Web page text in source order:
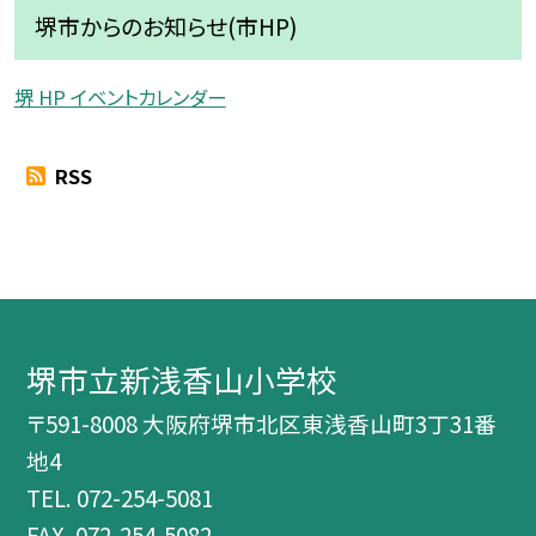
堺市からのお知らせ(市HP)
堺 HP イベントカレンダー
RSS
堺市立新浅香山小学校
〒591-8008 大阪府堺市北区東浅香山町3丁31番
地4
TEL. 072-254-5081